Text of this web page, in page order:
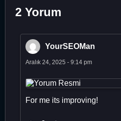
2 Yorum
YourSEOMan
Aralık 24, 2025 - 9:14 pm
For me its improving!